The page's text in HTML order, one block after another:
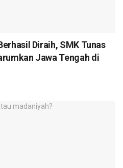
Diraih, SMK Tunas
Jawa Tengah di